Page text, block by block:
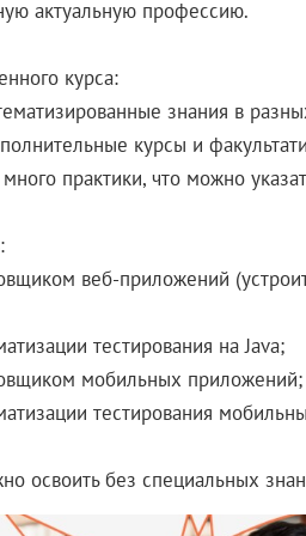
актуальную профессию.
курса:
знания в
курсы и
практики, что можно
веб-приложений
тестирования на Java;
мобильных приложений;
тестирования
освоить без специальных